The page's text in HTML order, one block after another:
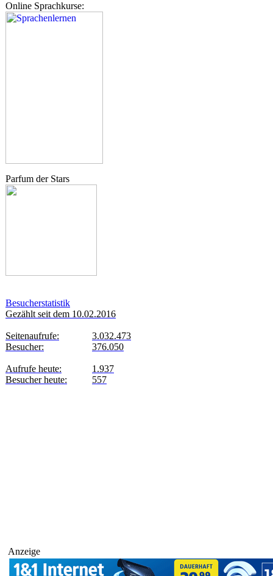
Online Sprachkurse:
Parfum der Stars
Besucherstatistik
Gezählt seit dem 10.02.2016
Seitenaufrufe:
Besucher:
Aufrufe heute:
Besucher heute:
3.032.473
376.050
1.937
557
Anzeige